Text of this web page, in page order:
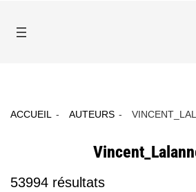
ACCUEIL AUTEURS
53994 résultats